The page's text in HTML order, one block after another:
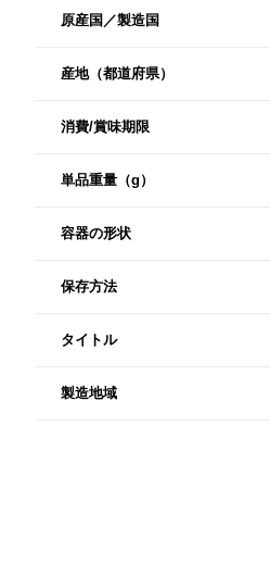
原産国／製造国
産地（都道府県）
消費/賞味期限
単品重量（g）
容器の形状
保存方法
タイトル
製造地域